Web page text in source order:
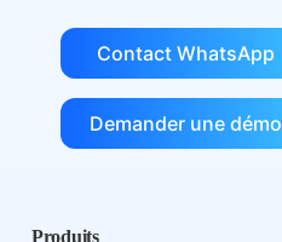
Contact WhatsApp
Demander une démo
Produits